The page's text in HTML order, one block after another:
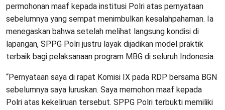
permohonan maaf kepada institusi Polri atas pernyataan
sebelumnya yang sempat menimbulkan kesalahpahaman. Ia
menegaskan bahwa setelah melihat langsung kondisi di
lapangan, SPPG Polri justru layak dijadikan model praktik
terbaik bagi pelaksanaan program MBG di seluruh Indonesia.
“Pernyataan saya di rapat Komisi IX pada RDP bersama BGN
sebelumnya saya luruskan. Saya memohon maaf kepada
Polri atas kekeliruan tersebut. SPPG Polri terbukti memiliki